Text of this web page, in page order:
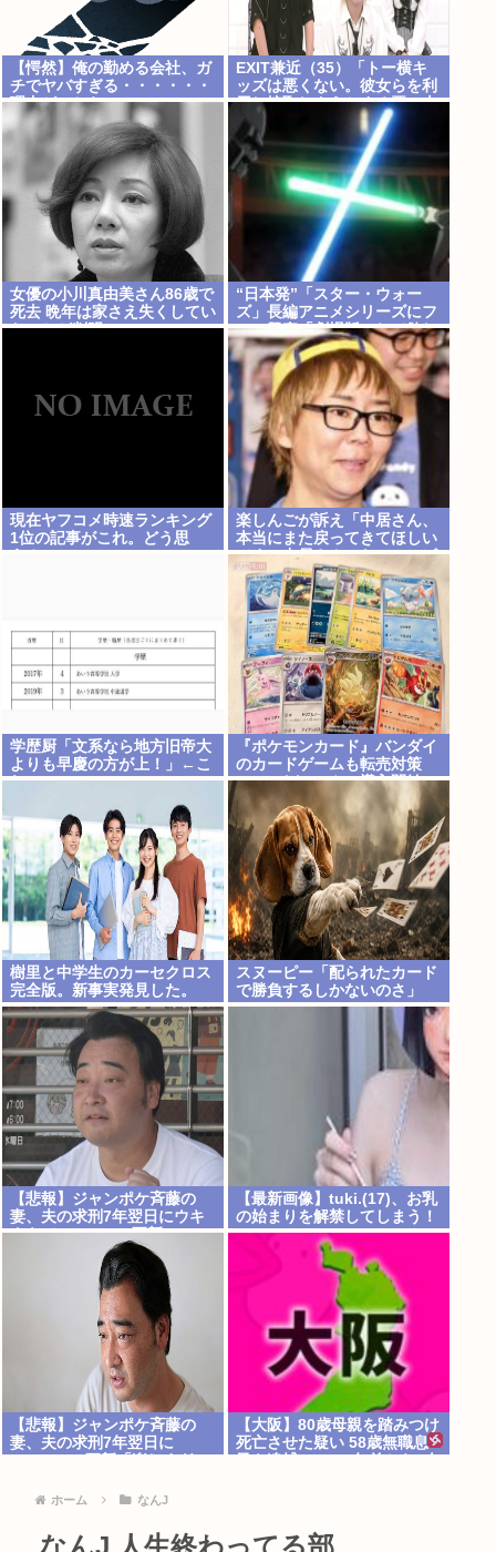
【愕然】俺の勤める会社、ガ
チでヤバすぎる・・・・・・
理由がこちら・・・・・・
EXIT兼近（35）「トー横キ
ッズは悪くない。彼女らを利
用し搾取しようとする悪い大
人たちが問題」
女優の小川真由美さん86歳で
死去 晩年は家さえ失くしてい
たことが判明
“日本発”「スター・ウォー
ズ」長編アニメシリーズにフ
ァン興奮「劇場版にして欲し
い」「艦隊戦も派手で面白
い」
現在ヤフコメ時速ランキング
1位の記事がこれ。どう思
楽しんごが訴え「中居さん、
本当にまた戻ってきてほしい
です。中居さんいないテレビ
は…」
学歴厨「文系なら地方旧帝大
よりも早慶の方が上！」←こ
れ
『ポケモンカード』バンダイ
のカードゲームも転売対策
に”マイナンバー”導入開始
「効果テキメン」
樹里と中学生のカーセクロス
完全版。新事実発見した。
スヌーピー「配られたカード
で勝負するしかないのさ」
【悲報】ジャンポケ斉藤の
妻、夫の求刑7年翌日にウキ
ウキでInstagram更新
【最新画像】tuki.(17)、お乳
の始まりを解禁してしまう！
【悲報】ジャンポケ斉藤の
妻、夫の求刑7年翌日に
【大阪】80歳母親を踏みつけ
死亡させた疑い 58歳無職息
ホーム なんJ
なんJ 人生終わってる部